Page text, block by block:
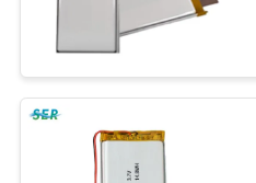
PRIVACY
POLICY